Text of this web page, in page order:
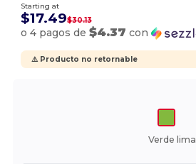
Starting at
$17.49$30.13
o 4 pagos de$4.37 con
⚠️ Producto no retornable
Verde lima